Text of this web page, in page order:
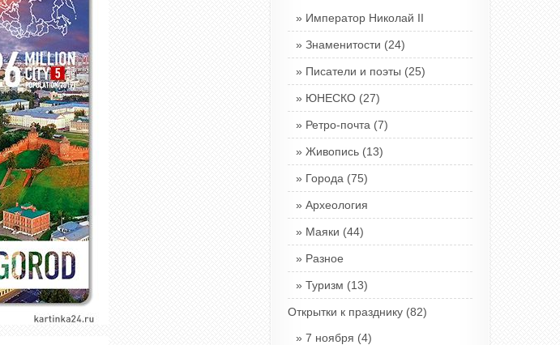
Император Николай II
Знаменитости (24)
Писатели и поэты (25)
ЮНЕСКО (27)
Ретро-почта (7)
Живопись (13)
Города (75)
Археология
Маяки (44)
Разное
Туризм (13)
Открытки к празднику (82)
7 ноября (4)